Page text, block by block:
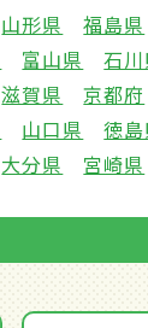
山形県 福島県
富山県 石川
滋賀県 京都府
山口県 徳島
大分県 宮崎県